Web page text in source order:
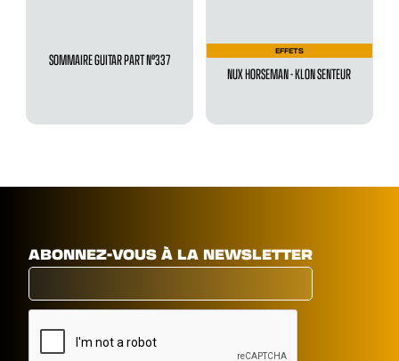
SOMMAIRE GUITAR PART N°337 EFFETS
NUX HORSEMAN - KLON SENTEUR
ABONNEZ-VOUS À LA NEWSLETTER